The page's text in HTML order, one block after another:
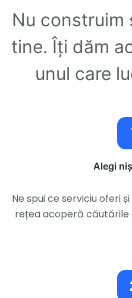
Nu construim
tine. Îți dăm
unul care
Alegi
Ne spui ce serviciu oferi
rețea acoperă căutările